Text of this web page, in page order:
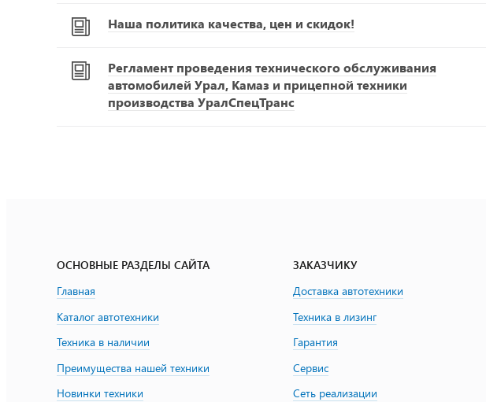
Наша политика качества, цен и скидок!
Регламент проведения технического обслуживания
автомобилей Урал, Камаз и прицепной техники
производства УралСпецТранс
ОСНОВНЫЕ РАЗДЕЛЫ САЙТА
Главная
Каталог автотехники
Техника в наличии
Преимущества нашей техники
Новинки техники
ЗАКАЗЧИКУ
Доставка автотехники
Техника в лизинг
Гарантия
Сервис
Сеть реализации